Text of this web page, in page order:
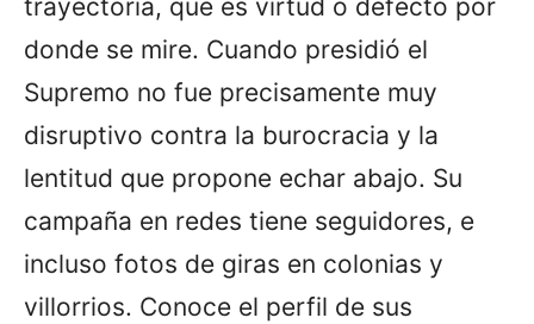
trayectoria, que es virtud o defecto por
donde se mire. Cuando presidió el
Supremo no fue precisamente muy
disruptivo contra la burocracia y la
lentitud que propone echar abajo. Su
campaña en redes tiene seguidores, e
incluso fotos de giras en colonias y
villorrios. Conoce el perfil de sus